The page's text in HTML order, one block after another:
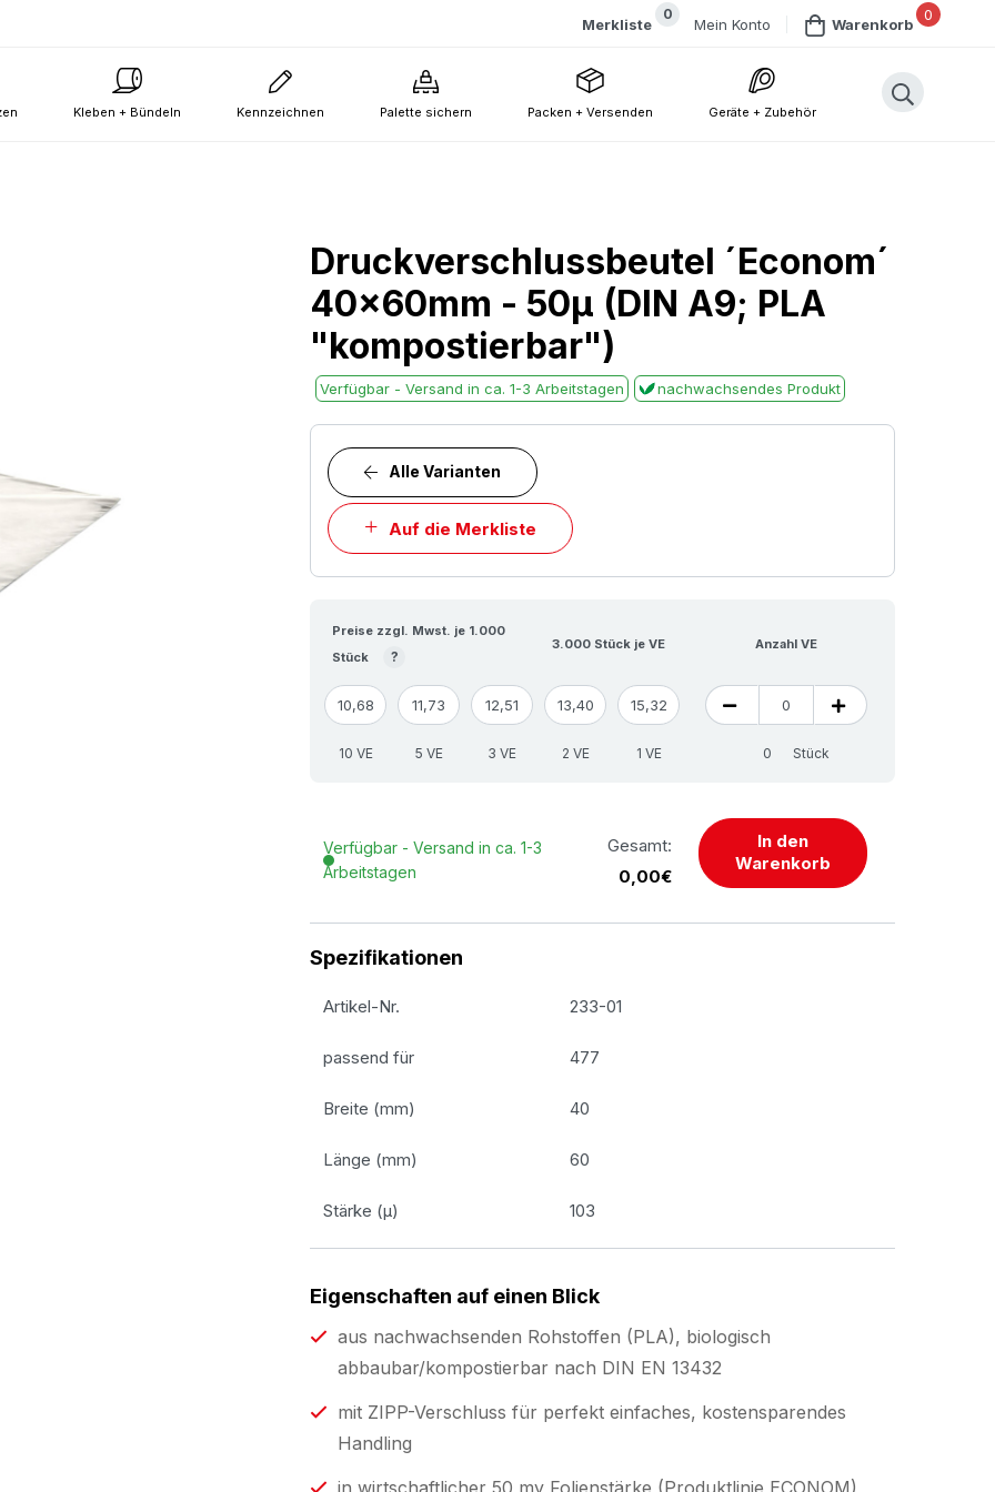
0
Merkliste Mein Konto
0
Warenkorb
Kleben + Bündeln Kennzeichnen Palette sichern Packen + Versenden Geräte + Zubehör
Druckverschlussbeutel ´Econom´
40x60mm - 50µ (DIN A9; PLA
"kompostierbar")
Verfügbar - Versand in ca. 1-3 Arbeitstagen nachwachsendes Produkt
Auf die Merkliste
Alle Varianten
Preise zzgl. Mwst. je 1.000
Stück
?
3.000 Stück je VE Anzahl VE
10,68 11,73 12,51 13,40 15,32
10 VE 5 VE 3 VE 2 VE 1 VE Stück
Verfügbar - Versand in ca. 1-3
Arbeitstagen
Gesamt:
0,00€
In den
Warenkorb
Spezifikationen
Artikel-Nr. 233-01
passend für 477
Breite (mm) 40
Länge (mm) 60
Stärke (µ) 103
Eigenschaften auf einen Blick
aus nachwachsenden Rohstoffen (PLA), biologisch
abbaubar/kompostierbar nach DIN EN 13432
mit ZIPP-Verschluss für perfekt einfaches, kostensparendes
Handling
in wirtschaftlicher 50 my Folienstärke (Produktlinie ECONOM)